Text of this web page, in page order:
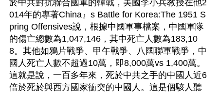
於中共對抗聯合國軍的韓戰，美國李小兵教授在他2
014年的專著China』s Battle for Korea:The 1951 S
pring Offensives說，根據中國軍事檔案，中國軍隊
的傷亡總數為1,047,146，其中死亡人數為183,10
8。其他如鴉片戰爭、甲午戰爭、八國聯軍戰爭，中
國人死亡人數不超過10萬，即8,000萬vs 1,400萬。
這就是說，一百多年來，死於中共之手的中國人近6
倍於死於與西方國家衝突的中國人。這是個駭人聽